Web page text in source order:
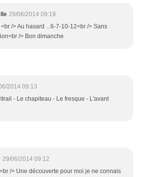
29/06/2014 09:19
/> Au hasard ...6-7-10-12<br /> Sans
/> Bon dimanche
2014 09:13
- Le chapiteau - Le fresque - L'avant
29/06/2014 09:12
/> Une découverte pour moi je ne connais